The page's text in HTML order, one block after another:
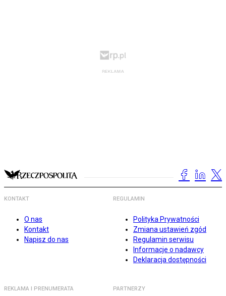
KONTAKT
O nas
Kontakt
Napisz do nas
REGULAMIN
Polityka Prywatności
Zmiana ustawień zgód
Regulamin serwisu
Informacje o nadawcy
Deklaracja dostępności
REKLAMA I PRENUMERATA PARTNERZY